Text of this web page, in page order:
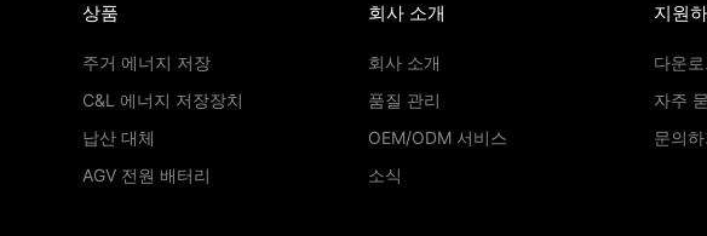
상품
주거 에너지 저장
C&L 에너지 저장장치
납산 대체
AGV 전원 배터리
회사 소개
회사 소개
품질 관리
OEM/ODM 서비스
소식
지원
다운로
자주
문의하